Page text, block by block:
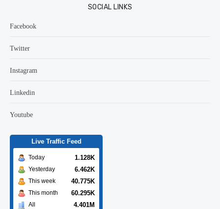
SOCIAL LINKS
Facebook
Twitter
Instagram
Linkedin
Youtube
Live Traffic Feed
Today 1.128K
Yesterday 6.462K
This week 40.775K
This month 60.295K
All 4.401M